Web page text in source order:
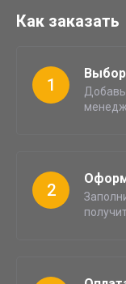
Как заказать
1
2